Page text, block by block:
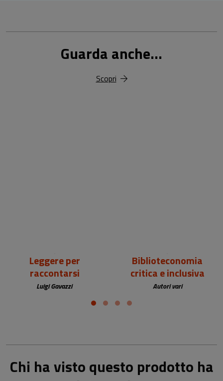
Guarda anche...
Scopri
Leggere per
raccontarsi
Luigi Gavazzi
Biblioteconomia
critica e inclusiva
Autori vari
Chi ha visto questo prodotto ha